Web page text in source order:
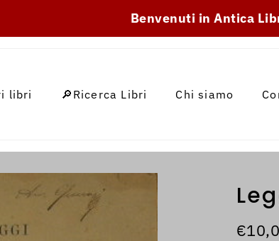
Benvenuti in Antica
libri 🔎Ricerca Libri Chi siamo